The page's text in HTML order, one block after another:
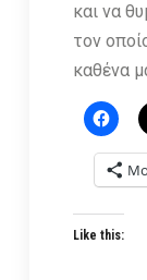
και να
τον
καθένα
Like this: